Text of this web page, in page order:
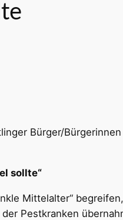
Bürger/Bürgerinnen
sollte“
Mittelalter“
Pestkranken